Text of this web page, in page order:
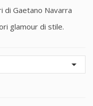
di Gaetano Navarra
glamour di stile.
